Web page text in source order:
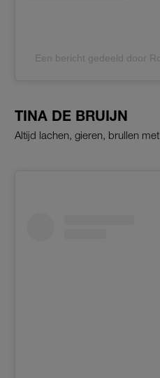
Een bericht gedeeld door
TINA DE BRUIJN
Altijd lachen, gieren, brullen